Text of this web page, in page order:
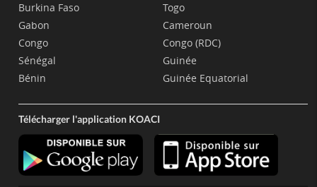
Burkina Faso
Gabon
Congo
Sénégal
Bénin
Togo
Cameroun
Congo (RDC)
Guinée
Guinée Equatorial
Télécharger l'application KOACI